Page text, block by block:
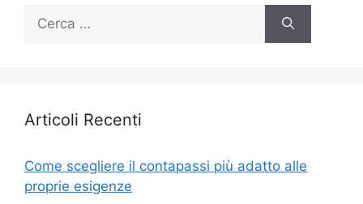
Ricerca
Articoli Recenti
Come scegliere il contapassi più adatto alle
proprie esigenze